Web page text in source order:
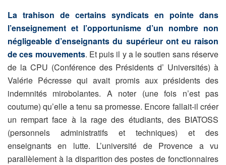
La trahison de certains syndicats en pointe dans
l’enseignement et l’opportunisme d’un nombre non
négligeable d’enseignants du supérieur ont eu raison
de ces mouvements. Et puis il y a le soutien sans réserve
de la CPU (Conférence des Présidents d’ Universités) à
Valérie Pécresse qui avait promis aux présidents des
indemnités mirobolantes. A noter (une fois n’est pas
coutume) qu’elle a tenu sa promesse. Encore fallait-il créer
un rempart face à la rage des étudiants, des BIATOSS
(personnels administratifs et techniques) et des
enseignants en lutte. L’université de Provence a vu
parallèlement à la disparition des postes de fonctionnaires